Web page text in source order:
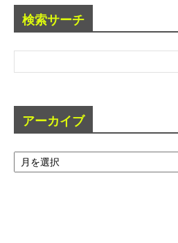
検索サーチ
アーカイブ
ア
ー